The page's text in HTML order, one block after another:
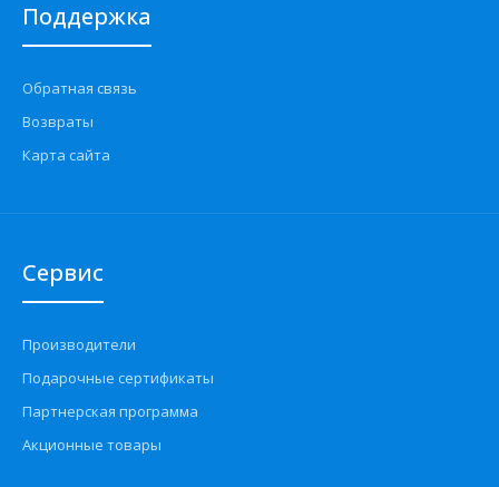
Поддержка
Обратная связь
Возвраты
Карта сайта
Сервис
Производители
Подарочные сертификаты
Партнерская программа
Акционные товары